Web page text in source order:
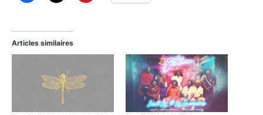
Articles similaires